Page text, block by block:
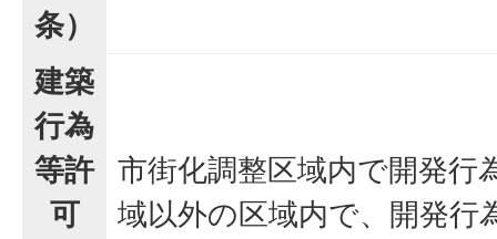
条）
建築
行為
等許
可
市街化調整区域内で開発行
域以外の区域内で、開発行